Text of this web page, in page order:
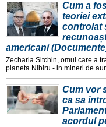
Cum a
teoriei
controlat
americani
Zecharia Sitchin, omul care a
planeta Nibiru - in mineri de
Cum vor
ca sa
acordul